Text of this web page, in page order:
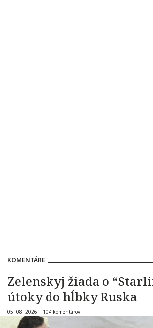
KOMENTÁRE
Zelenskyj žiada o
útoky do hĺbky Ruska
05. 08. 2026 | 104 komentárov